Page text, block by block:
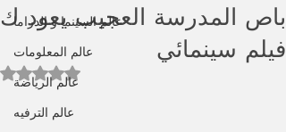
عالم السينما و الدراما
عالم المعلومات
عالم الرياضة
عالم الترفيه
باص المدرسة العجيب يعود ك
فيلم سينمائي
Rated NaN out of 5 stars.